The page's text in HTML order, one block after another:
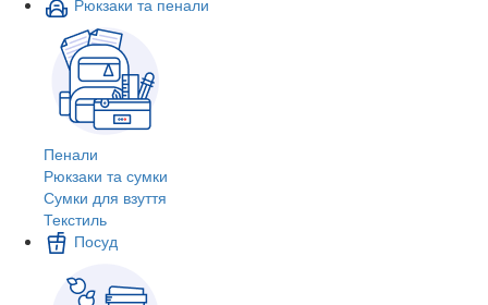
Пенали
Рюкзаки та сумки
Сумки для взуття
Текстиль
Посуд